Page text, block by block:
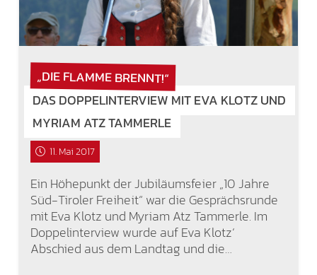
„DIE FLAMME BRENNT!“
DAS DOPPELINTERVIEW MIT EVA KLOTZ UND
MYRIAM ATZ TAMMERLE
11. Mai 2017
Ein Höhepunkt der Jubiläumsfeier „10 Jahre
Süd-Tiroler Freiheit“ war die Gesprächsrunde
mit Eva Klotz und Myriam Atz Tammerle. Im
Doppelinterview wurde auf Eva Klotz‘
Abschied aus dem Landtag und die…